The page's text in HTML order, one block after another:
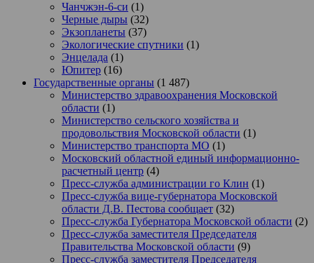
Чанчжэн-6-си (1)
Черные дыры (32)
Экзопланеты (37)
Экологические спутники (1)
Энцелада (1)
Юпитер (16)
Государственные органы (1 487)
Министерство здравоохранения Московской
области (1)
Министерство сельского хозяйства и
продовольствия Московской области (1)
Министерство транспорта МО (1)
Московский областной единый информационно-
расчетный центр (4)
Пресс-служба администрации го Клин (1)
Пресс-служба вице-губернатора Московской
области Д.В. Пестова сообщает (32)
Пресс-служба Губернатора Московской области (2)
Пресс-служба заместителя Председателя
Правительства Московской области (9)
Пресс-служба заместителя Председателя